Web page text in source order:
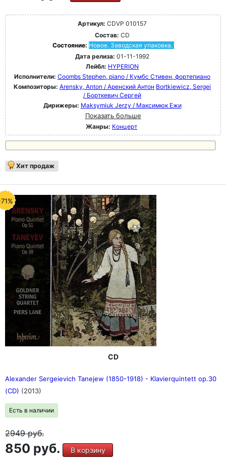
Артикул: CDVP 010157
Состав: CD
Состояние: Новое. Заводская упаковка.
Дата релиза: 01-11-1992
Лейбл: HYPERION
Исполнители: Coombs Stephen, piano / Кумбс Стивен, фортепиано
Композиторы: Arensky, Anton / Аренский Антон Bortkiewicz, Sergei
/ Борткевич Сергей
Дирижеры: Maksymiuk Jerzy / Максимюк Ежи
Показать больше
Жанры: Концерт
Хит продаж
CD
Alexander Sergeievich Tanejew (1850-1918) - Klavierquintett op.30
(CD) (2013)
Есть в наличии
2949руб.
850 руб. В корзину